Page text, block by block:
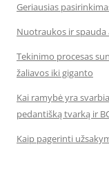
Geriausias
Nuotraukos ir
Tekinimo procesas
žaliavos iki giganto
Kai ramybė yra
pedantišką tvarką ir
Kaip pagerinti